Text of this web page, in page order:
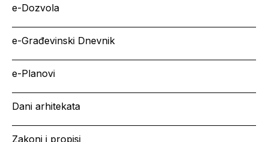
e-Dozvola
e-Građevinski Dnevnik
e-Planovi
Dani arhitekata
Zakoni i propisi